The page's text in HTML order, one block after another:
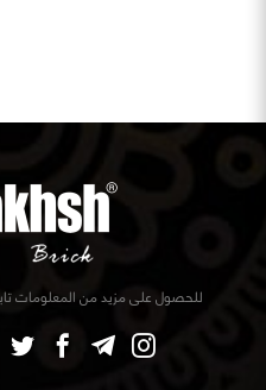
للحصول على مزيد من المعلومات